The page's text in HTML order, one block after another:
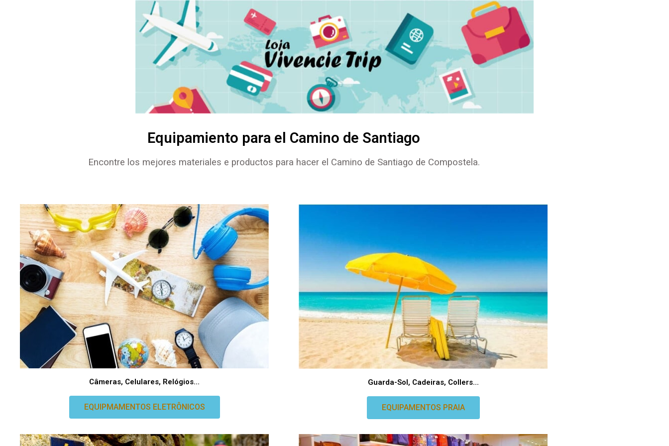
Equipamiento para el Camino de Santiago
Encontre los mejores materiales e productos para hacer el Camino de Santiago de Compostela.
Câmeras, Celulares, Relógios...
EQUIPMAMENTOS ELETRÔNICOS
Guarda-Sol, Cadeiras, Collers...
EQUIPAMENTOS PRAIA